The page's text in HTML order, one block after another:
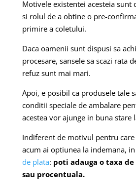
Motivele existentei acesteia sunt
si rolul de a obtine o pre-
primire a coletului.
Daca oamenii sunt dispusi sa
procesare, sansele sa scazi rata
refuz sunt mai mari.
Apoi, e posibil ca produsele tale
conditii speciale de ambalare
acestea vor ajunge in buna stare
Indiferent de motivul pentru care
acum ai optiunea la indemana,
de plata: poti adauga o taxa
sau procentuala.